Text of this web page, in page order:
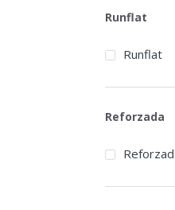
Runflat
Runflat
Reforzada